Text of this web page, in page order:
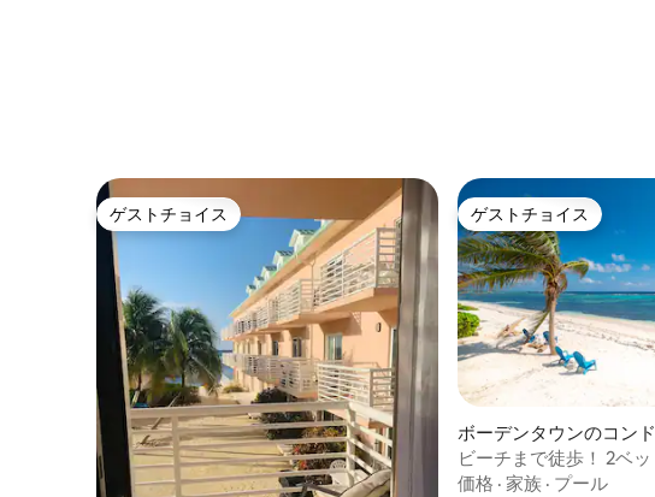
ゲストチョイス
ゲストチョイス ゲストチョイス
ゲストチョイス
ボーデンタウンのコン
アム
ビーチまで徒歩！ 2ベ
のコンドミニアム
価格 · 家族 · プール